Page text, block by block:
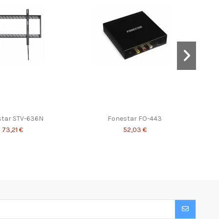
STV-636N
73,21 €
Fonestar FO-443
52,03 €